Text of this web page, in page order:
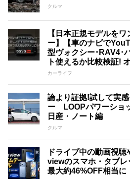
クルマ
【日本正規モデルを
ー】【車のナビで
型ヴォクシー･RAV4･
ト使えるか比較検証!
カーライフ
論より証拠!試して実
ー LOOPパワーショ
日産・ノート編
クルマ
ドライブ中の動画視
viewのスマホ・タブ
最大約46%OFF相当に